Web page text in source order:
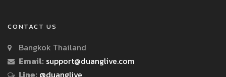
CONTACT US
Bangkok Thailand
Email: support@duanglive.com
Line: @duanglive